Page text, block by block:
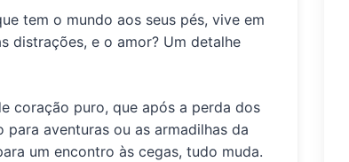
tem o mundo aos seus pés, vive em
distrações, e o amor? Um detalhe
coração puro, que após a perda dos
aventuras ou as armadilhas da
um encontro às cegas, tudo muda.